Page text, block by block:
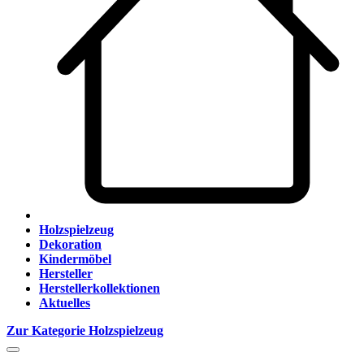
Holzspielzeug
Dekoration
Kindermöbel
Hersteller
Herstellerkollektionen
Aktuelles
Zur Kategorie Holzspielzeug